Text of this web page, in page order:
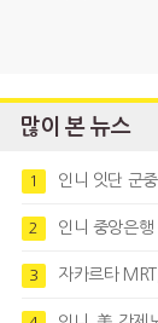
많이 본 뉴스
1 인니 잇단 군
2 인니 중앙은
3 자카르타